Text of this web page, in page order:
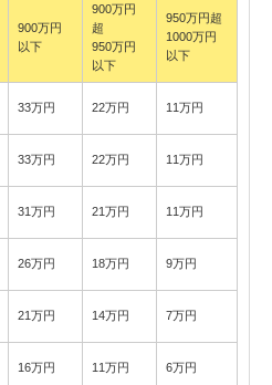
900万円
以下
900万円
超
950万円
以下
950万円超
1000万円
以下
33万円 22万円 11万円
33万円 22万円 11万円
31万円 21万円 11万円
26万円 18万円 9万円
21万円 14万円 7万円
16万円 11万円 6万円